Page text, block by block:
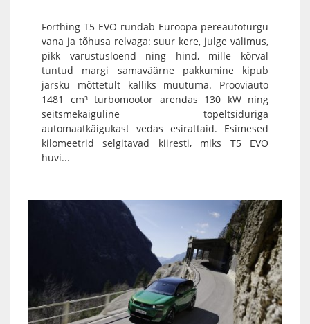
Forthing T5 EVO ründab Euroopa pereautoturgu
vana ja tõhusa relvaga: suur kere, julge välimus,
pikk varustusloend ning hind, mille kõrval
tuntud margi samaväärne pakkumine kipub
järsku mõttetult kalliks muutuma. Prooviauto
1481 cm³ turbomootor arendas 130 kW ning
seitsmekäiguline topeltsiduriga
automaatkäigukast vedas esirattaid. Esimesed
kilomeetrid selgitavad kiiresti, miks T5 EVO
huvi...